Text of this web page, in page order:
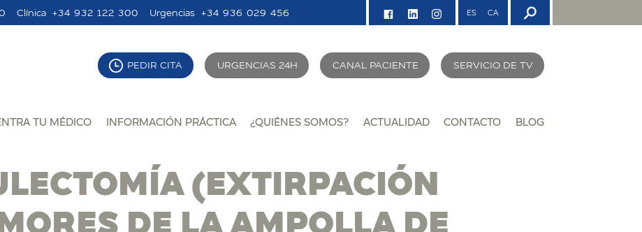
Clínica +34 932 122 300 Urgencias +34 936 029 456 ES CA
PEDIR CITA URGENCIAS 24H CANAL PACIENTE SERVICIO DE TV
TU MÉDICO INFORMACIÓN PRÁCTICA ¿QUIÉNES SOMOS? ACTUALIDAD CONTACTO BLOG
(EXTIRPACIÓN